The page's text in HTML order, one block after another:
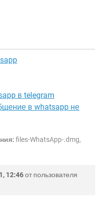
в telegram
в whatsapp не
files-WhatsApp-.dmg,
12:46от пользователя